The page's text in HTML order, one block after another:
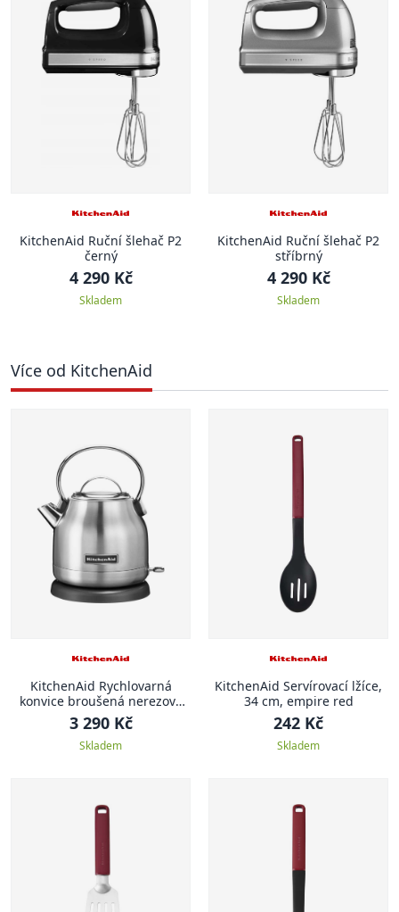
KitchenAid Ruční šlehač P2
černý
4 290 Kč
Skladem
KitchenAid Ruční šlehač P2
stříbrný
4 290 Kč
Skladem
Více od KitchenAid
KitchenAid Rychlovarná
konvice broušená nerezová
1,25 l
3 290 Kč
Skladem
KitchenAid Servírovací lžíce,
34 cm, empire red
242 Kč
Skladem